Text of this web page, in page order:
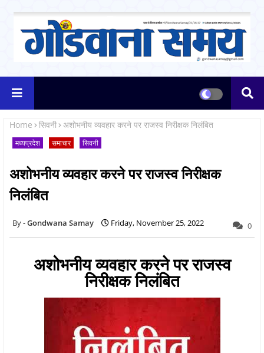
Home सिवनी अशोभनीय व्यवहार करने पर राजस्व निरीक्षक निलंबित
मध्यप्रदेश समाचार सिवनी
अशोभनीय व्यवहार करने पर राजस्व निरीक्षक
निलंबित
Gondwana Samay Friday, November 25, 2022 0
अशोभनीय व्यवहार करने पर राजस्व
निरीक्षक निलंबित